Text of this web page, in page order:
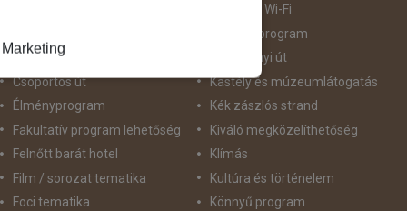
Csillagtúra
Csoportos út
Élményprogram
Fakultatív program lehetőség
Felnőtt barát hotel
Film / sorozat tematika
Foci tematika
Ingyenes Wi-Fi
Intenzív program
Karácsonyi út
Kastély és múzeumlátogatás
Kék zászlós strand
Kiváló megközelíthetőség
Klímás
Kultúra és történelem
Könnyű program
Marketing